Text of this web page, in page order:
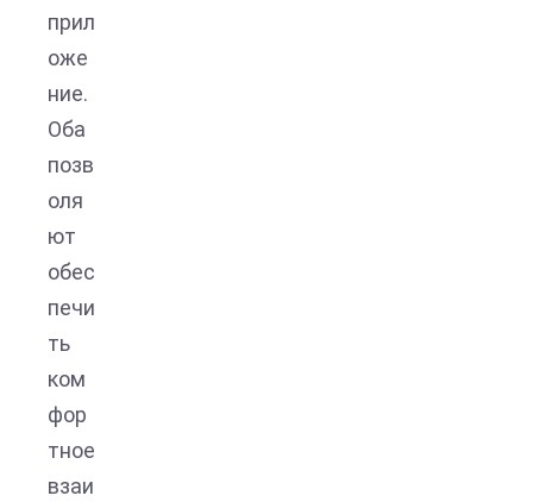
прил
оже
ние.
Оба
позв
оля
ют
обес
печи
ть
ком
фор
тное
взаи